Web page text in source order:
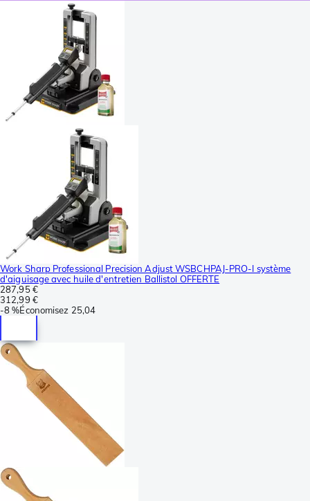
Work Sharp Professional Precision Adjust WSBCHPAJ-PRO-I système
d'aiguisage avec huile d'entretien Ballistol OFFERTE
287,95 €
312,99 €
-8 %Économisez 25,04